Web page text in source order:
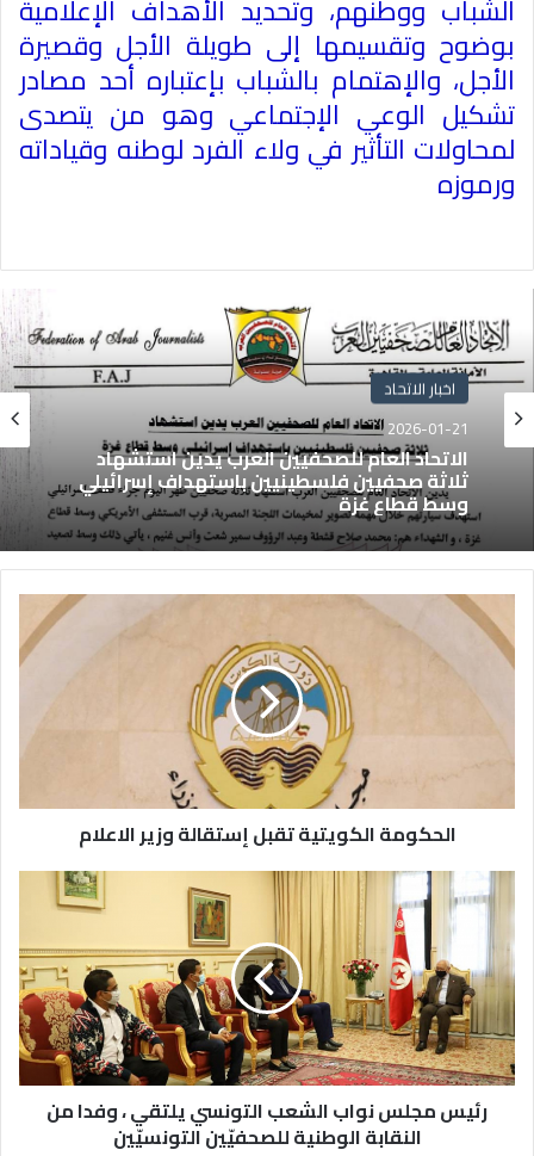
الشباب ووطنهم، وتحديد الأهداف الإعلامية
بوضوح وتقسيمها إلى طويلة الأجل وقصيرة
الأجل، والإهتمام بالشباب بإعتباره أحد مصادر
تشكيل الوعي الإجتماعي وهو من يتصدى
لمحاولات التأثير في ولاء الفرد لوطنه وقياداته
ورموزه
اخبار الاتحاد
2026-01-21
الاتحاد العام للصحفيين العرب يدين استشهاد
ثلاثة صحفيين فلسطينيين باستهداف إسرائيلي
وسط قطاع غزة
الحكومة الكويتية تقبل إستقالة وزير الاعلام
رئيس مجلس نواب الشعب التونسي يلتقي ، وفدا من
النقابة الوطنية للصحفيّين التونسيّين